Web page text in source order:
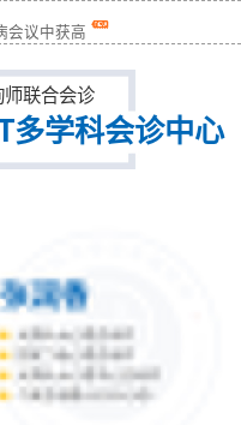
会议中获高
联合会诊
多学科会诊中心